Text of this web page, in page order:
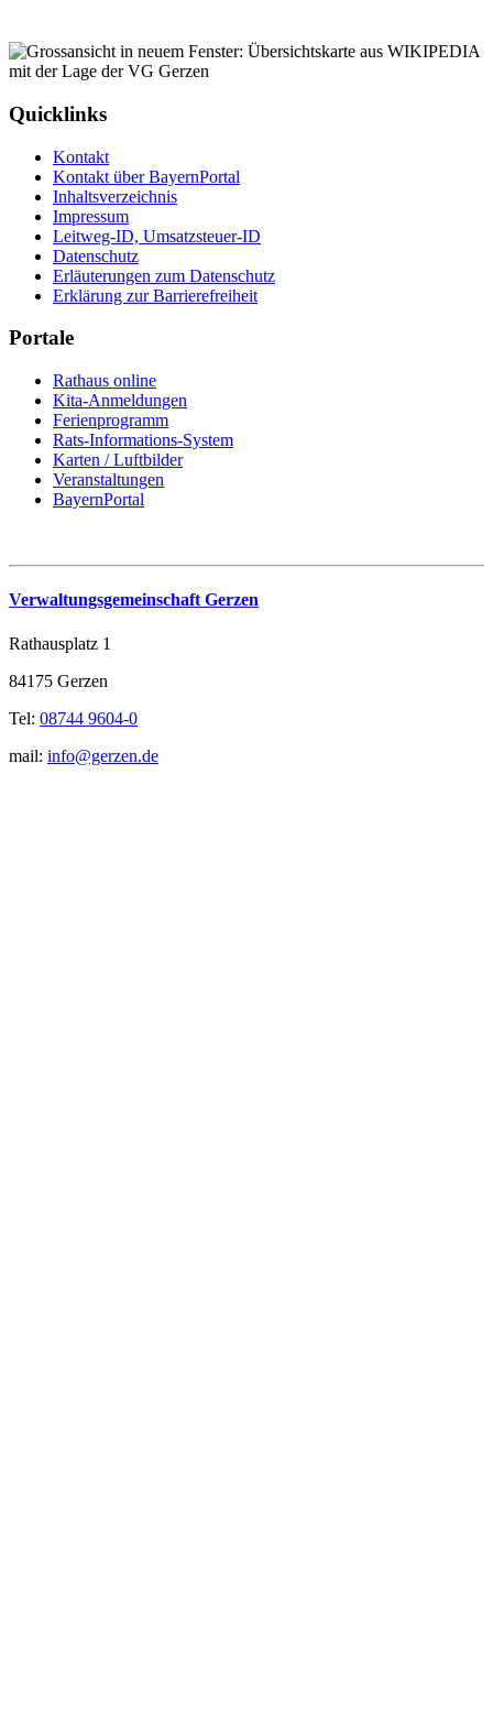
Quicklinks
Kontakt
Kontakt über BayernPortal
Inhaltsverzeichnis
Impressum
Leitweg-ID, Umsatzsteuer-ID
Datenschutz
Erläuterungen zum Datenschutz
Erklärung zur Barrierefreiheit
Portale
Rathaus online
Kita-Anmeldungen
Ferienprogramm
Rats-Informations-System
Karten / Luftbilder
Veranstaltungen
BayernPortal
Verwaltungsgemeinschaft Gerzen
Rathausplatz 1
84175 Gerzen
Tel: 08744 9604-0
mail: info@gerzen.de